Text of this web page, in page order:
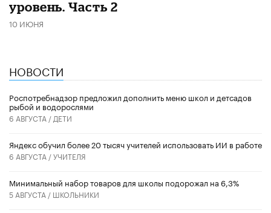
уровень. Часть 2
10 ИЮНЯ
НОВОСТИ
Роспотребнадзор предложил дополнить меню школ и детсадов
рыбой и водорослями
6 АВГУСТА / ДЕТИ
​Яндекс обучил более 20 тысяч учителей использовать ИИ в работе
6 АВГУСТА /УЧИТЕЛЯ
Минимальный набор товаров для школы подорожал на 6,3%
5 АВГУСТА / ШКОЛЬНИКИ